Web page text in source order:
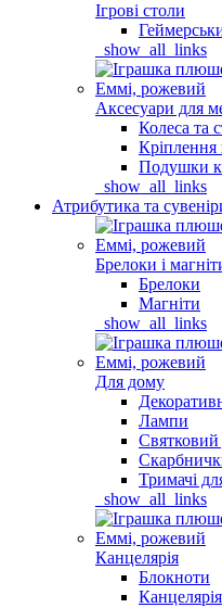
Ігрові столи
_show_all_links
Аксесуари для
Колеса та
Кріплення
Подушки
_show_all_links
Атрибутика та
Брелоки і
Брелоки
Магніти
_show_all_links
Для дому
Лампи
Святковий
Тримачі
_show_all_links
Канцелярія
Блокноти